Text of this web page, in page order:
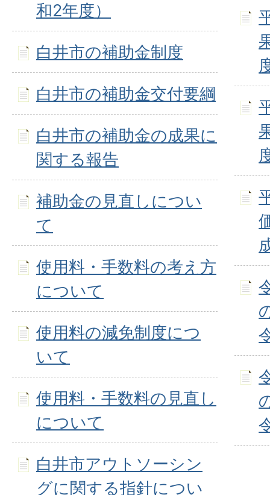
和2年度）
白井市の補助金制度
白井市の補助金交付要綱
白井市の補助金の成果に
関する報告
補助金の見直しについ
て
使用料・手数料の考え方
について
使用料の減免制度につ
いて
使用料・手数料の見直し
について
白井市アウトソーシン
グに関する指針につい